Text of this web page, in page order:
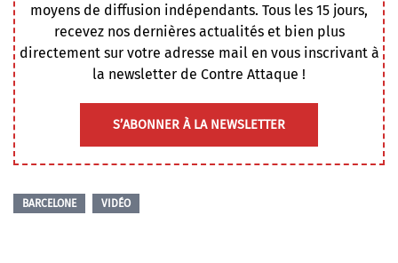
moyens de diffusion indépendants. Tous les 15 jours,
recevez nos dernières actualités et bien plus
directement sur votre adresse mail en vous inscrivant à
la newsletter de Contre Attaque !
S’ABONNER À LA NEWSLETTER
BARCELONE VIDÉO